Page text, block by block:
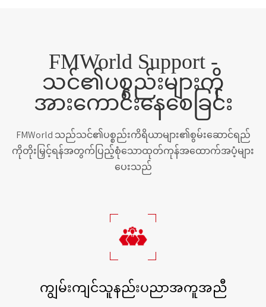
FMWorld Support -
သင်၏ပစ္စည်းများကို
အားကောင်းနေစေခြင်း
FMWorld သည်သင်၏ပစ္စည်းကိရိယာများ၏စွမ်းဆောင်ရည်
ကိုတိုးမြှင့်ရန်အတွက်ပြည့်စုံသောထုတ်ကုန်အထောက်အပံ့များ
ပေးသည်
ကျွမ်းကျင်သူနည်းပညာအကူအညီ